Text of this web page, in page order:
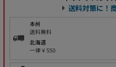
送料対策に！
本州
送料無料
北海道
一律￥550